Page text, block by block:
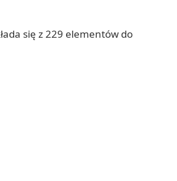
się z 229 elementów do